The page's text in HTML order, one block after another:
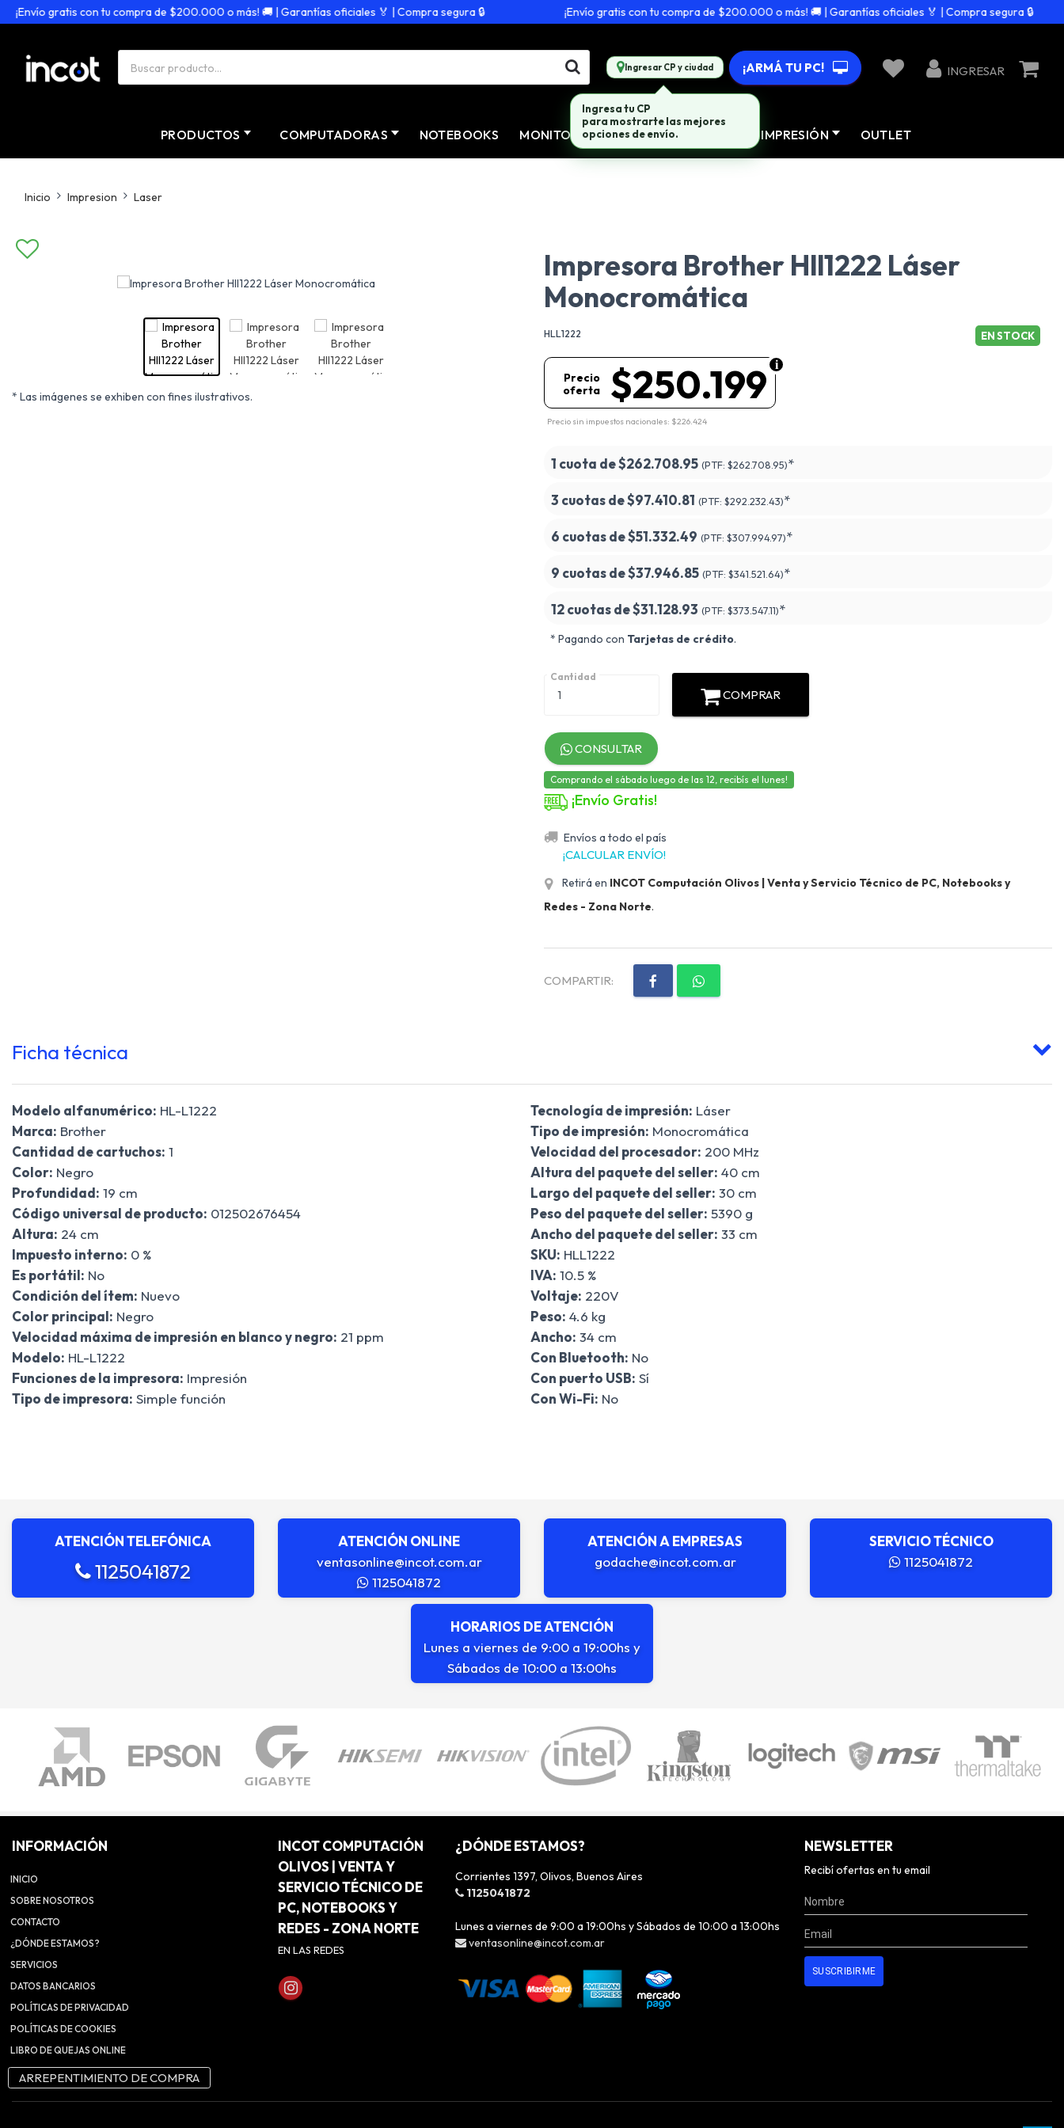
gratis con tu compra de $200.000 o más! 🚚 | Garantías oficiales 🏅 | Compra segura 🔒 ¡Envío gratis con tu compra de $200.000 o más! 🚚 | Garantías oficiales 🏅 | Compra segura 🔒
Ingresar CP y ciudad ¡ARMÁ TU PC! INGRESAR
PRODUCTOS COMPUTADORAS NOTEBOOKS MONITORES CONECTIVIDAD IMPRESIÓN OUTLET
Inicio Impresion Laser
* Las imágenes se exhiben con fines ilustrativos.
Impresora Brother Hll1222 Láser
Monocromática
HLL1222 EN STOCK
$250.199
Precio
oferta
Precio sin impuestos nacionales: $226.424
1 cuota de$262.708.95 (PTF: $262.708.95)*
3 cuotas de$97.410.81 (PTF: $292.232.43)*
6 cuotas de$51.332.49 (PTF: $307.994.97)*
9 cuotas de$37.946.85 (PTF: $341.521.64)*
12 cuotas de$31.128.93 (PTF: $373.547.11)*
* Pagando con Tarjetas de crédito.
Cantidad
COMPRAR
CONSULTAR
Comprando el sábado luego de las 12, recibís el lunes!
¡Envío Gratis!
Envíos a todo el país
¡CALCULAR ENVÍO!
Retirá en INCOT Computación Olivos | Venta y Servicio Técnico de PC, Notebooks y
Redes - Zona Norte.
COMPARTIR:
Ficha técnica
Modelo alfanumérico: HL-L1222
Marca: Brother
Cantidad de cartuchos: 1
Color: Negro
Profundidad: 19 cm
Código universal de producto: 012502676454
Altura: 24 cm
Impuesto interno: 0 %
Es portátil: No
Condición del ítem: Nuevo
Color principal: Negro
Velocidad máxima de impresión en blanco y negro: 21 ppm
Modelo: HL-L1222
Funciones de la impresora: Impresión
Tipo de impresora: Simple función
Tecnología de impresión: Láser
Tipo de impresión: Monocromática
Velocidad del procesador: 200 MHz
Altura del paquete del seller: 40 cm
Largo del paquete del seller: 30 cm
Peso del paquete del seller: 5390 g
Ancho del paquete del seller: 33 cm
SKU: HLL1222
IVA: 10.5 %
Voltaje: 220V
Peso: 4.6 kg
Ancho: 34 cm
Con Bluetooth: No
Con puerto USB: Sí
Con Wi-Fi: No
ATENCIÓN TELEFÓNICA
1125041872
ATENCIÓN ONLINE
ventasonline@incot.com.ar
1125041872
ATENCIÓN A EMPRESAS
godache@incot.com.ar
SERVICIO TÉCNICO
1125041872
HORARIOS DE ATENCIÓN
Lunes a viernes de 9:00 a 19:00hs y
Sábados de 10:00 a 13:00hs
INFORMACIÓN
INICIO
SOBRE NOSOTROS
CONTACTO
¿DÓNDE ESTAMOS?
SERVICIOS
DATOS BANCARIOS
POLÍTICAS DE PRIVACIDAD
POLÍTICAS DE COOKIES
LIBRO DE QUEJAS ONLINE
ARREPENTIMIENTO DE COMPRA
INCOT COMPUTACIÓN
OLIVOS | VENTA Y
SERVICIO TÉCNICO DE
PC, NOTEBOOKS Y
REDES - ZONA NORTE
EN LAS REDES
¿DÓNDE ESTAMOS?
Corrientes 1397, Olivos, Buenos Aires
1125041872
Lunes a viernes de 9:00 a 19:00hs y Sábados de 10:00 a 13:00hs
ventasonline@incot.com.ar
NEWSLETTER
Recibí ofertas en tu email
Ingresa tu CP
para mostrarte las mejores
opciones de envío.